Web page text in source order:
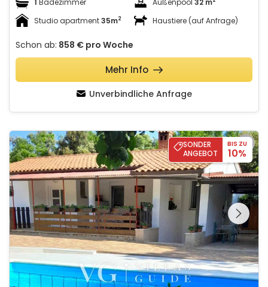
Studio apartment35m2 Haustiere (auf Anfrage)
Schon ab: 858 € pro Woche
Unverbindliche Anfrage
Mehr Info
Casa Ivana
SONDER
ANGEBOT
BIS ZU
10%
Schauen Sie sich die
gesamte Galerie